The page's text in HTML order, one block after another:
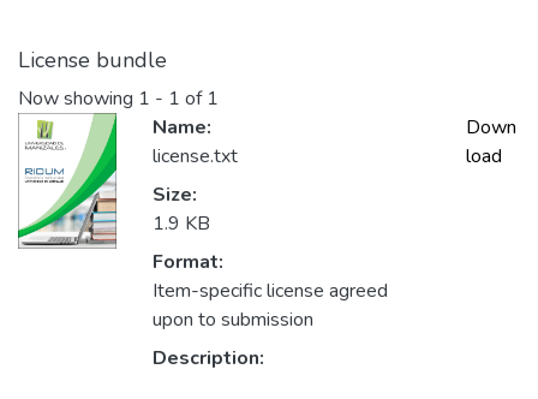
License bundle
Now showing 1 - 1 of 1
Name:
license.txt
Size:
1.9 KB
Format:
Item-specific license agreed
upon to submission
Description:
Down
load